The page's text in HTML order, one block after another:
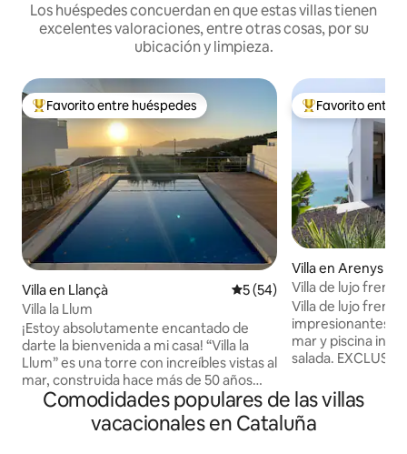
Los huéspedes concuerdan en que estas villas tienen
excelentes valoraciones, entre otras cosas, por su
ubicación y limpieza.
Favorito entre huéspedes preferido
Favorito entre huéspedes
Villa en Llançà Calificación promedio: 5 de
5 (54)
Villa la Llum
¡Estoy absolutamente encantado de
darte la bienvenida a mi casa! “Villa la
Llum” es una torre con increíbles vistas al
mar, construida hace más de 50 años
como refugio para una hermosa actriz
mi familia durante 40 años, y es con gran
Favorito entre
Favorito entre
Villa en Arenys de
Villa de lujo
Barcelona
Villa de lujo frente
impresionantes
mar y piscina
salada. EXCLUSIVAMENTE AMUEBLADO
GEL DE DUCHA
Perfecto para
confort cerca de
Comodidades populares de las villas
vacacionales en Cataluña